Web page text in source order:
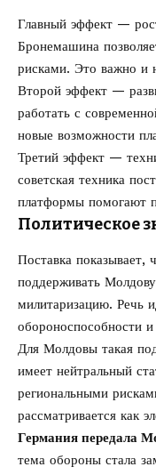
Главный эффект —
Бронемашина
рисками. Это важно и
Второй эффект —
работать с
новые возможности
Третий эффект —
советская техника
платформы помогают
Политическое
Поставка показывает,
поддерживать
милитаризацию. Речь
обороноспособности
Для Молдовы такая
имеет нейтральный
региональными
рассматривается как
Германия передала
тема обороны стала